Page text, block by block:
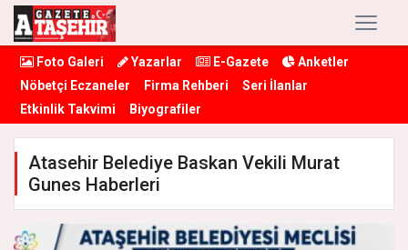
Foto Galeri Yazarlar E-Gazete
Anketler
Nöbetçi Eczaneler
Firma Rehberi
Seri İlanlar
Etkinlik Takvimi
Biyografiler
Atasehir Belediye Baskan Vekili Murat
Gunes Haberleri